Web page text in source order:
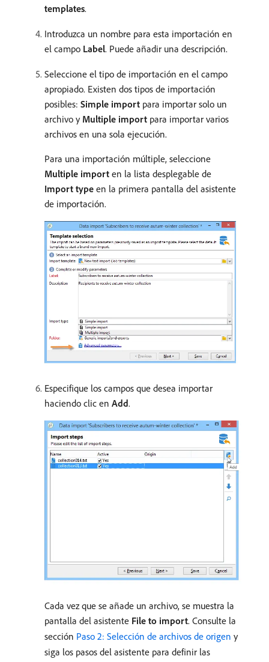
templates.
Introduzca un nombre para esta importación en
el campo Label. Puede añadir una descripción.
Seleccione el tipo de importación en el campo
apropiado. Existen dos tipos de importación
posibles: Simple import para importar solo un
archivo y Multiple import para importar varios
archivos en una sola ejecución.
Para una importación múltiple, seleccione
Multiple import en la lista desplegable de
Import type en la primera pantalla del asistente
de importación.
Especifique los campos que desea importar
haciendo clic en Add.
Cada vez que se añade un archivo, se muestra la
pantalla del asistente File to import. Consulte la
sección Paso 2: Selección de archivos de origen y
siga los pasos del asistente para definir las